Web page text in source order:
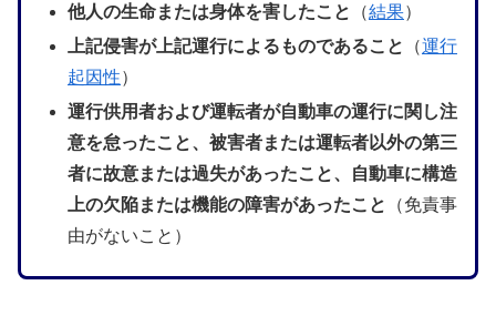
他人の生命または身体を害したこと
（結果）
上記侵害が上記運行によるものであること
（運行
起因性）
運行供用者および運転者が自動車の運行に関し注
意を怠ったこと、被害者または運転者以外の第三
者に故意または過失があったこと、自動車に構造
上の欠陥または機能の障害があったこと
（免責事
由がないこと）